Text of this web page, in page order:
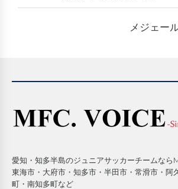
メジェー
愛知・知多半島のジュニアサッカーチームなら
東海市・大府市・知多市・半田市・常滑市・阿
町・南知多町など